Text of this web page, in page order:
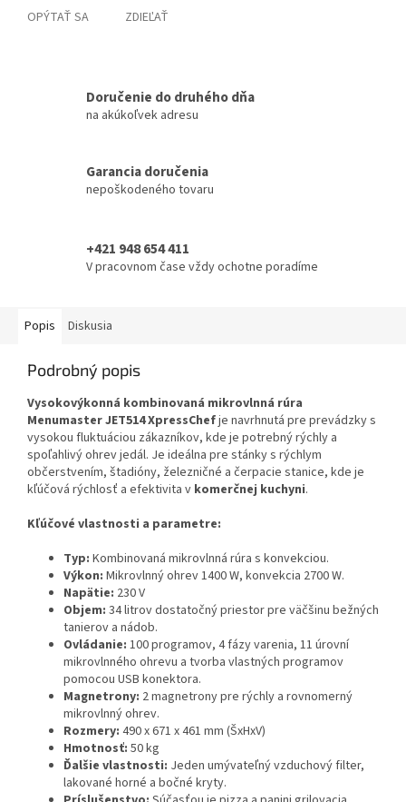
OPÝTAŤ SA ZDIEĽAŤ
Doručenie do druhého dňa
na akúkoľvek adresu
Garancia doručenia
nepoškodeného tovaru
+421 948 654 411
V pracovnom čase vždy ochotne poradíme
Popis Diskusia
Podrobný popis
Vysokovýkonná kombinovaná mikrovlnná rúra
Menumaster JET514 XpressChefje navrhnutá pre prevádzky s
vysokou fluktuáciou zákazníkov, kde je potrebný rýchly a
spoľahlivý ohrev jedál. Je ideálna pre stánky s rýchlym
občerstvením, štadióny, železničné a čerpacie stanice, kde je
kľúčová rýchlosť a efektivita v komerčnej kuchyni.
Kľúčové vlastnosti a parametre:
Typ: Kombinovaná mikrovlnná rúra s konvekciou.
Výkon: Mikrovlnný ohrev 1400 W, konvekcia 2700 W.
Napätie: 230 V
Objem: 34 litrov dostatočný priestor pre väčšinu bežných
tanierov a nádob.
Ovládanie: 100 programov, 4 fázy varenia, 11 úrovní
mikrovlnného ohrevu a tvorba vlastných programov
pomocou USB konektora.
Magnetrony: 2 magnetrony pre rýchly a rovnomerný
mikrovlnný ohrev.
Rozmery: 490 x 671 x 461 mm (ŠxHxV)
Hmotnosť: 50 kg
Ďalšie vlastnosti: Jeden umývateľný vzduchový filter,
lakované horné a bočné kryty.